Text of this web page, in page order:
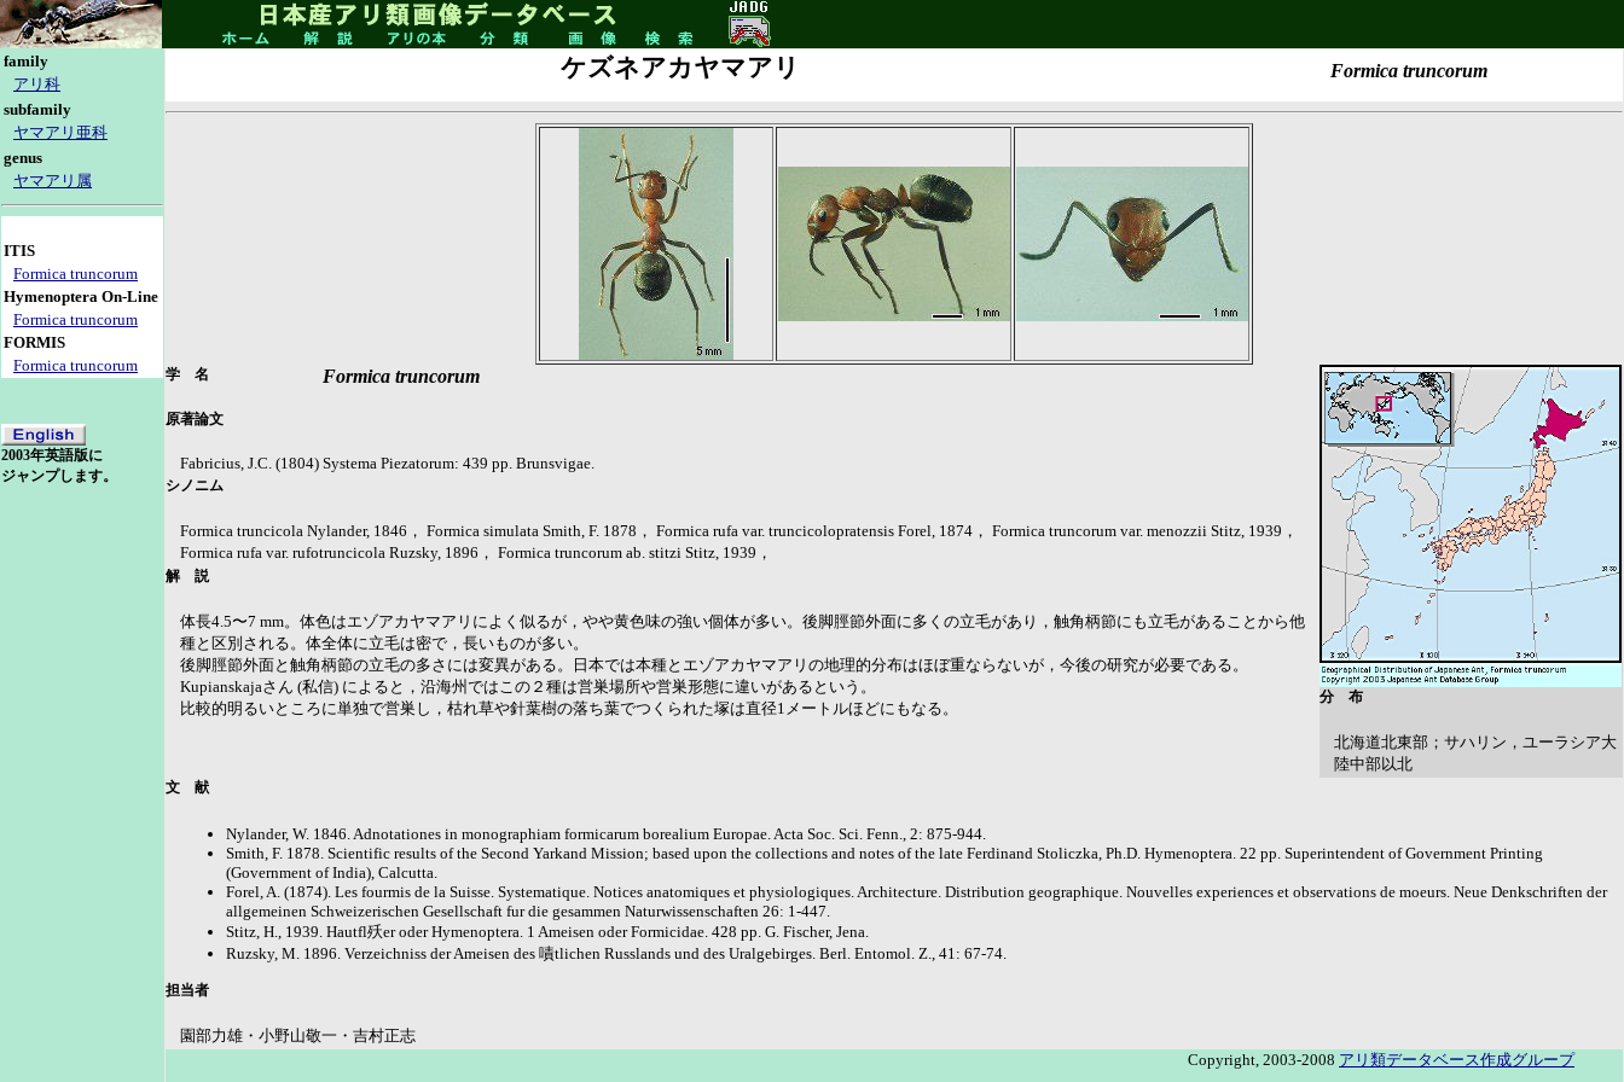
family
アリ科
subfamily
ヤマアリ亜科
genus
ヤマアリ属
ITIS
Formica truncorum
Hymenoptera On-Line
Formica truncorum
FORMIS
Formica truncorum
2003年英語版に
ジャンプします。
ケズネアカヤマアリ Formica truncorum
学 名 Formica truncorum
原著論文
Fabricius, J.C. (1804) Systema Piezatorum: 439 pp. Brunsvigae.
シノニム
Formica truncicola Nylander, 1846， Formica simulata Smith, F. 1878， Formica rufa var. truncicolopratensis Forel, 1874， Formica truncorum var. menozzii Stitz, 1939，
Formica rufa var. rufotruncicola Ruzsky, 1896， Formica truncorum ab. stitzi Stitz, 1939，
解 説
体長4.5〜7 mm。体色はエゾアカヤマアリによく似るが，やや黄色味の強い個体が多い。後脚脛節外面に多くの立毛があり，触角柄節にも立毛があることから他
種と区別される。体全体に立毛は密で，長いものが多い。
後脚脛節外面と触角柄節の立毛の多さには変異がある。日本では本種とエゾアカヤマアリの地理的分布はほぼ重ならないが，今後の研究が必要である。
Kupianskajaさん (私信) によると，沿海州ではこの２種は営巣場所や営巣形態に違いがあるという。
比較的明るいところに単独で営巣し，枯れ草や針葉樹の落ち葉でつくられた塚は直径1メートルほどにもなる。
分 布
北海道北東部；サハリン，ユーラシア大
陸中部以北
文 献
Nylander, W. 1846. Adnotationes in monographiam formicarum borealium Europae. Acta Soc. Sci. Fenn., 2: 875-944.
Smith, F. 1878. Scientific results of the Second Yarkand Mission; based upon the collections and notes of the late Ferdinand Stoliczka, Ph.D. Hymenoptera. 22 pp. Superintendent of Government Printing
(Government of India), Calcutta.
Forel, A. (1874). Les fourmis de la Suisse. Systematique. Notices anatomiques et physiologiques. Architecture. Distribution geographique. Nouvelles experiences et observations de moeurs. Neue Denkschriften der
allgemeinen Schweizerischen Gesellschaft fur die gesammen Naturwissenschaften 26: 1-447.
Stitz, H., 1939. Hautfl殀er oder Hymenoptera. 1 Ameisen oder Formicidae. 428 pp. G. Fischer, Jena.
Ruzsky, M. 1896. Verzeichniss der Ameisen des 嘖tlichen Russlands und des Uralgebirges. Berl. Entomol. Z., 41: 67-74.
担当者
園部力雄・小野山敬一・吉村正志
Copyright, 2003-2008 アリ類データベース作成グループ